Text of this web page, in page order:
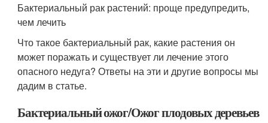
Бактериальный рак растений: проще предупредить,
чем лечить
Что такое бактериальный рак, какие растения он
может поражать и существует ли лечение этого
опасного недуга? Ответы на эти и другие вопросы мы
дадим в статье.
Бактериальный ожог/Ожог плодовых деревьев